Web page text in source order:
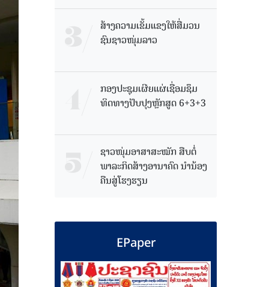
ສ້າງຄວາມເຂັ້ມແຂງໃຫ້ສື່ມວນ
ຊົນຊາວໜຸ່ມລາວ
ກອງປະຊຸມເຜີຍແຜ່ເຊື່ອມຊຶມ
ທິດທາງປັບປຸງຫຼັກສູດ 6+3+3
ຊາວໜຸ່ມອາສາສະໝັກ ສືບຕໍ່
ພາລະກິດສ້າງອານາຄົດ ນໍານ້ອງ
ຄືນສູ່ໂຮງຮຽນ
EPaper